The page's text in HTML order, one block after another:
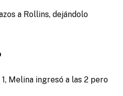
a Rollins, dejándolo
Melina ingresó a las 2 pero